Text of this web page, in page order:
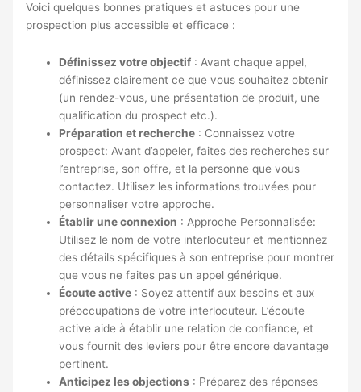
Voici quelques bonnes pratiques et astuces pour une
prospection plus accessible et efficace :
Définissez votre objectif : Avant chaque appel,
définissez clairement ce que vous souhaitez obtenir
(un rendez-vous, une présentation de produit, une
qualification du prospect etc.).
Préparation et recherche : Connaissez votre
prospect: Avant d’appeler, faites des recherches sur
l’entreprise, son offre, et la personne que vous
contactez. Utilisez les informations trouvées pour
personnaliser votre approche.
Établir une connexion : Approche Personnalisée:
Utilisez le nom de votre interlocuteur et mentionnez
des détails spécifiques à son entreprise pour montrer
que vous ne faites pas un appel générique.
Écoute active : Soyez attentif aux besoins et aux
préoccupations de votre interlocuteur. L’écoute
active aide à établir une relation de confiance, et
vous fournit des leviers pour être encore davantage
pertinent.
Anticipez les objections : Préparez des réponses